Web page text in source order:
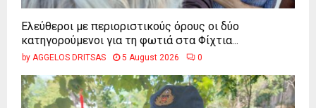
Ελεύθεροι με περιοριστικούς όρους οι δύο
κατηγορούμενοι για τη φωτιά στα Φίχτια...
by AGGELOS DRITSAS 5 August 2026 0